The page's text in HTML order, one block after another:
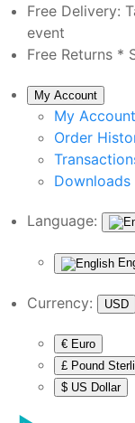
Free Delivery:
event
Free Returns *
My Account
My Account
Order
Downloads
Language:
Currency: USD
€ Euro
£ Pound
$ US Dollar